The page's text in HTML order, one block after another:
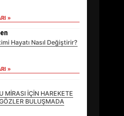
»
Hayatı Nasıl Değiştirir?
»
MİRASI İÇİN HAREKETE
BULUŞMADA